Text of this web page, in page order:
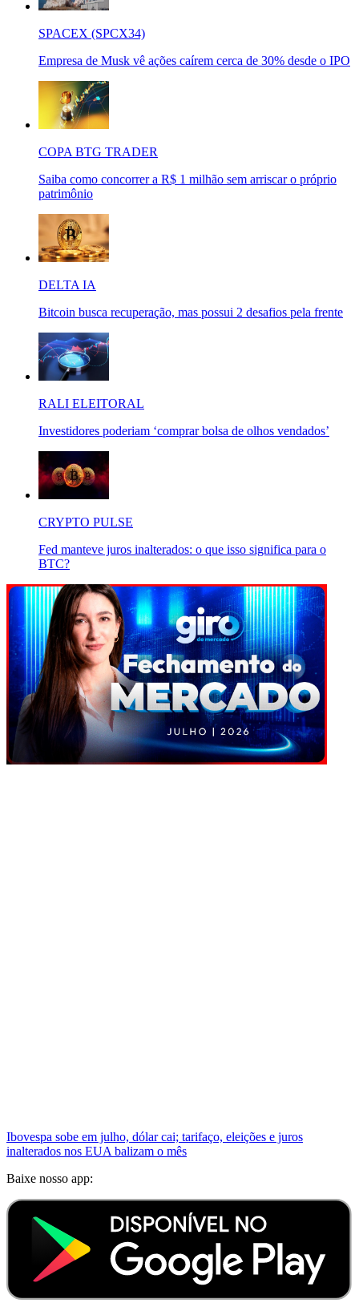
SPACEX (SPCX34)
Empresa de Musk vê ações caírem cerca de 30% desde o IPO
COPA BTG TRADER
Saiba como concorrer a R$ 1 milhão sem arriscar o próprio
patrimônio
DELTA IA
Bitcoin busca recuperação, mas possui 2 desafios pela frente
RALI ELEITORAL
Investidores poderiam ‘comprar bolsa de olhos vendados’
CRYPTO PULSE
Fed manteve juros inalterados: o que isso significa para o
BTC?
Ibovespa sobe em julho, dólar cai; tarifaço, eleições e juros
inalterados nos EUA balizam o mês
Baixe nosso app: